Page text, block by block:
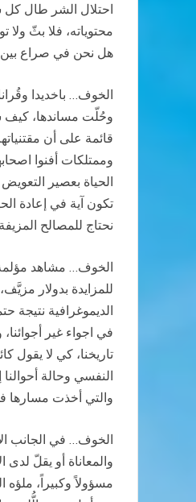
احتلال الشر طال كل
محتوياته، فلا بثّ
هل نحن في صراع بين
الخوف… باخديدا
وحُلّت مساندها، كيف
قائمة على أن
وممتلكات أفنوا
الحياة بعصير
تكون آية في إعادة
نحتاج للمصالح
الخوف… مشاهد مؤلمة
للمزايدة بدولار
الديموغرافية نتيجة
في اجواء غير
تاريخنا، كي لا يقول
النفسي وحالة أحوالنا
والتي أخذت مسارها
الخوف… في الجانب
والمعاناة أو يقلّ
مسؤولاً وكبيراً،